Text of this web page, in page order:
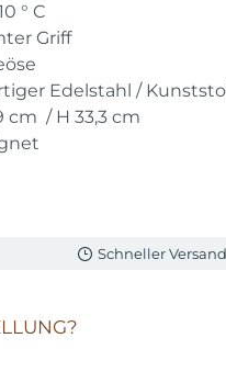
° C
Griff
Edelstahl /
cm / H 33,3 cm
Schneller Versand